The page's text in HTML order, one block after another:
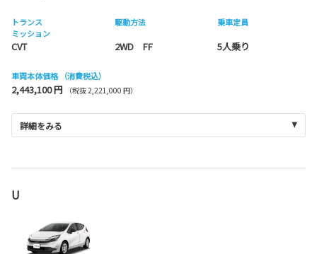
トランス
ミッション
CVT
駆動方法
2WD FF
乗車定員
5人乗り
車両本体価格 （消費税込）
2,443,100 円 （税抜 2,221,000 円）
詳細をみる
U